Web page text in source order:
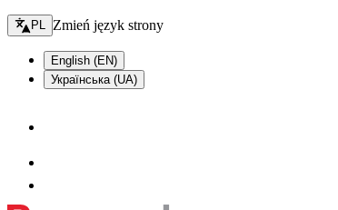
Zmień język - bieżący:
PL Zmień język strony
English (EN)
Українська (UA)